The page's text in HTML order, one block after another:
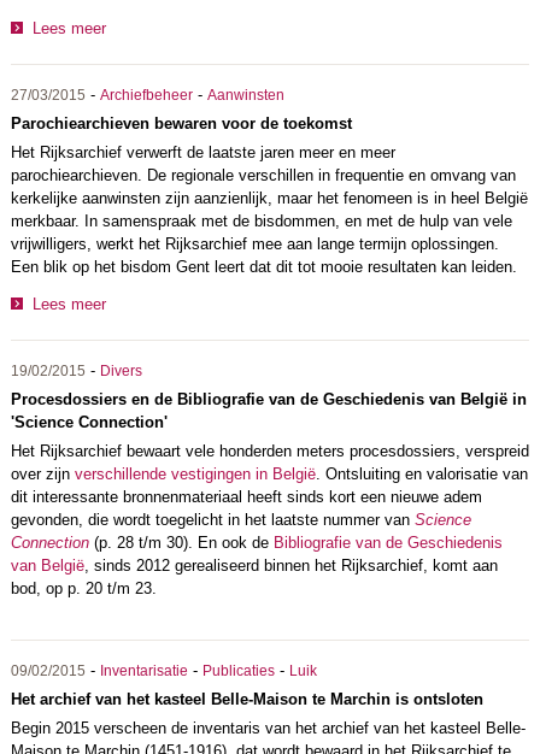
Lees meer
27/03/2015 - Archiefbeheer- Aanwinsten
Parochiearchieven bewaren voor de toekomst
Het Rijksarchief verwerft de laatste jaren meer en meer
parochiearchieven. De regionale verschillen in frequentie en omvang van
kerkelijke aanwinsten zijn aanzienlijk, maar het fenomeen is in heel België
merkbaar. In samenspraak met de bisdommen, en met de hulp van vele
vrijwilligers, werkt het Rijksarchief mee aan lange termijn oplossingen.
Een blik op het bisdom Gent leert dat dit tot mooie resultaten kan leiden.
Lees meer
19/02/2015 - Divers
Procesdossiers en de Bibliografie van de Geschiedenis van België in
'Science Connection'
Het Rijksarchief bewaart vele honderden meters procesdossiers, verspreid
over zijn verschillende vestigingen in België. Ontsluiting en valorisatie van
dit interessante bronnenmateriaal heeft sinds kort een nieuwe adem
gevonden, die wordt toegelicht in het laatste nummer van Science
Connection (p. 28 t/m 30). En ook de Bibliografie van de Geschiedenis
van België, sinds 2012 gerealiseerd binnen het Rijksarchief, komt aan
bod, op p. 20 t/m 23.
09/02/2015 - Inventarisatie - Publicaties- Luik
Het archief van het kasteel Belle-Maison te Marchin is ontsloten
Begin 2015 verscheen de inventaris van het archief van het kasteel Belle-